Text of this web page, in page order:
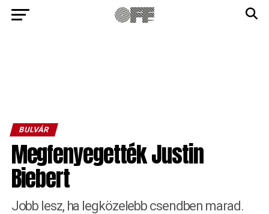
BULVÁR
Megfenyegették Justin
Biebert
Jobb lesz, ha legközelebb csendben marad.